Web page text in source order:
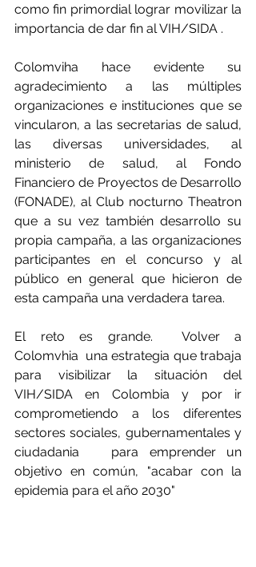
como fin primordial lograr movilizar la
importancia de dar fin al VIH/SIDA .
Colomviha hace evidente su
agradecimiento a las múltiples
organizaciones e instituciones que se
vincularon, a las secretarias de salud,
las diversas universidades, al
ministerio de salud, al Fondo
Financiero de Proyectos de Desarrollo
(FONADE), al Club nocturno Theatron
que a su vez también desarrollo su
propia campaña, a las organizaciones
participantes en el concurso y al
público en general que hicieron de
esta campaña una verdadera tarea.
El reto es grande.  Volver a
Colomvhia  una estrategia que trabaja
para visibilizar la situación del
VIH/SIDA en Colombia y por ir
comprometiendo a los diferentes
sectores sociales, gubernamentales y
ciudadania   para emprender un
objetivo en común, "acabar con la
epidemia para el año 2030"